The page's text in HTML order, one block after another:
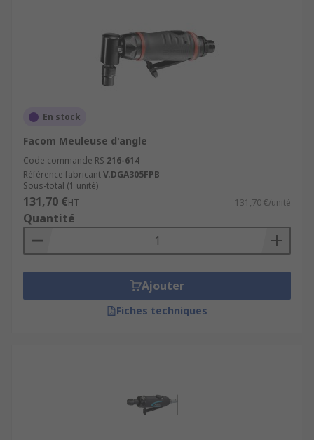
En stock
Facom Meuleuse d'angle
Code commande RS 216-614
Référence fabricantV.DGA305FPB
Sous-total (1 unité)
131,70 €HT 131,70 €/unité
Quantité
Ajouter
Fiches techniques